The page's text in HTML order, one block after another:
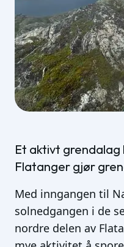
Et aktivt grendalag
Flatanger gjør
Med inngangen til
solnedgangen i de
nordre delen av